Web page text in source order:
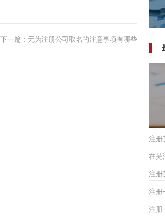
下一篇：无为注册公司取名的注意事项有哪些
注册
在芜
注册
注册
注册